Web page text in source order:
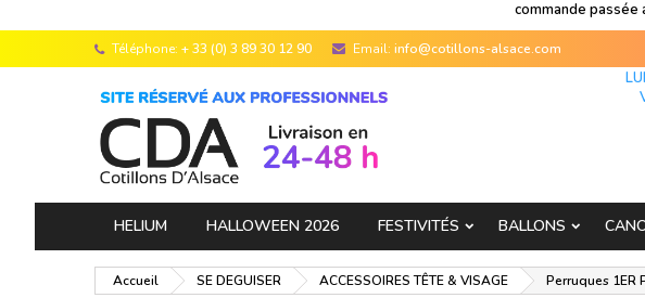
commande
Téléphone: + 33 (0) 3 89 30 12 90 Email: info@cotillons-alsace.com
HELIUM HALLOWEEN 2026 FESTIVITÉS BALLONS
Accueil SE DEGUISER ACCESSOIRES TÊTE & VISAGE Perruques 1ER